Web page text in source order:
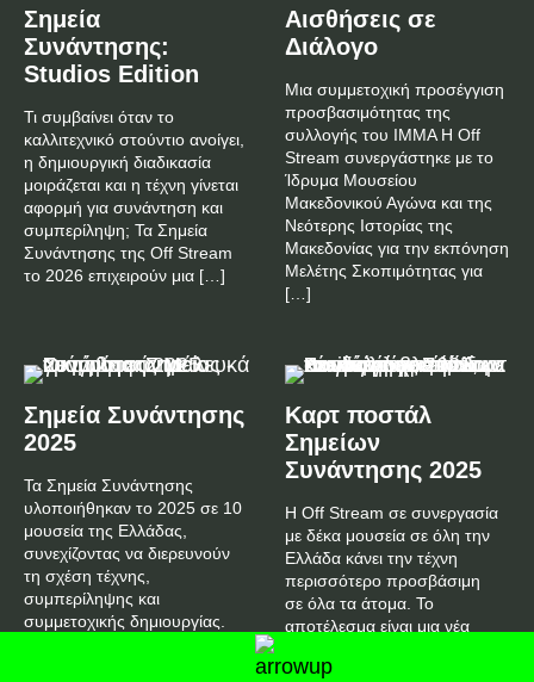
Σημεία
Συνάντησης:
Studios Edition
Τι συμβαίνει όταν το
καλλιτεχνικό στούντιο ανοίγει,
η δημιουργική διαδικασία
μοιράζεται και η τέχνη γίνεται
αφορμή για συνάντηση και
συμπερίληψη; Τα Σημεία
Συνάντησης της Off Stream
το 2026 επιχειρούν μια […]
Αισθήσεις σε
Διάλογο
Μια συμμετοχική προσέγγιση
προσβασιμότητας της
συλλογής του ΙΜΜΑ Η Off
Stream συνεργάστηκε με το
Ίδρυμα Μουσείου
Μακεδονικού Αγώνα και της
Νεότερης Ιστορίας της
Μακεδονίας για την εκπόνηση
Μελέτης Σκοπιμότητας για
[…]
Σημεία Συνάντησης
2025
Τα Σημεία Συνάντησης
υλοποιήθηκαν το 2025 σε 10
μουσεία της Ελλάδας,
συνεχίζοντας να διερευνούν
τη σχέση τέχνης,
συμπερίληψης και
συμμετοχικής δημιουργίας.
Καρτ ποστάλ
Σημείων
Συνάντησης 2025
H Off Stream σε συνεργασία
με δέκα μουσεία σε όλη την
Ελλάδα κάνει την τέχνη
περισσότερο προσβάσιμη
σε όλα τα άτομα. Το
αποτέλεσμα είναι μια νέα
προσβάσιμες καρτ […]